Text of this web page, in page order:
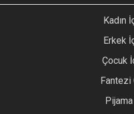
Kadın
Erkek
Çocuk
Fantezi
Pijama